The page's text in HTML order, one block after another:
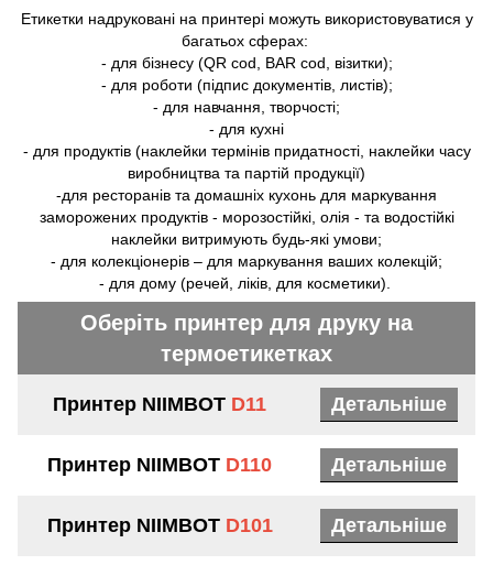
Етикетки надруковані на принтері можуть використовуватися у
багатьох сферах:
- для бізнесу (QR cod, BAR cod, візитки);
- для роботи (підпис документів, листів);
- для навчання, творчості;
- для кухні
- для продуктів (наклейки термінів придатності, наклейки часу
виробництва та партій продукції)
-для ресторанів та домашніх кухонь для маркування
заморожених продуктів - морозостійкі, олія - ​​та водостійкі
наклейки витримують будь-які умови;
- для колекціонерів – для маркування ваших колекцій;
- для дому (речей, ліків, для косметики).
Оберіть принтер для друку на
термоетикетках
Принтер NIIMBOT D11 Детальніше
Принтер NIIMBOT D110 Детальніше
Принтер NIIMBOTD101 Детальніше